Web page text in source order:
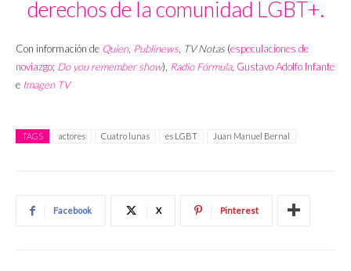
derechos de la comunidad LGBT+.
Con información de Quien, Publinews TV Notas (especulaciones de
noviazgo; Do you remember show), Radio Fórmula, Gustavo Adolfo Infante
e Imagen TV
TAGS actores Cuatro lunas es LGBT Juan Manuel Bernal
Facebook X Pinterest